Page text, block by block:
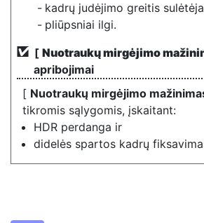
kadrų judėjimo greitis
pliūpsniai ilgi.
[ Nuotraukų mirgėjimo
apribojimai
[ Nuotraukų mirgėjimo
tikromis sąlygomis, įskaitant:
HDR perdanga ir
didelės spartos kadrų